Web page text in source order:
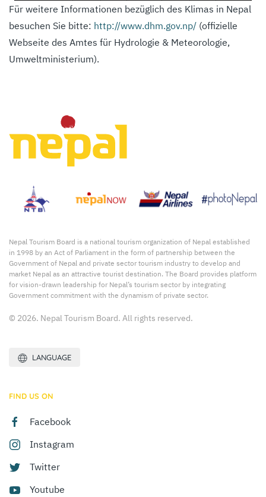
Für weitere Informationen bezüglich des Klimas in Nepal
besuchen Sie bitte: http://www.dhm.gov.np/ (offizielle
Webseite des Amtes für Hydrologie & Meteorologie,
Umweltministerium).
Nepal Tourism Board is a national tourism organization of Nepal established
in 1998 by an Act of Parliament in the form of partnership between the
Government of Nepal and private sector tourism industry to develop and
market Nepal as an attractive tourist destination. The Board provides platform
for vision-drawn leadership for Nepal’s tourism sector by integrating
Government commitment with the dynamism of private sector.
© 2026. Nepal Tourism Board. All rights reserved.
LANGUAGE
FIND US ON
Facebook
Instagram
Twitter
Youtube